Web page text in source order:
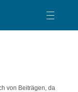
von Beiträgen, da